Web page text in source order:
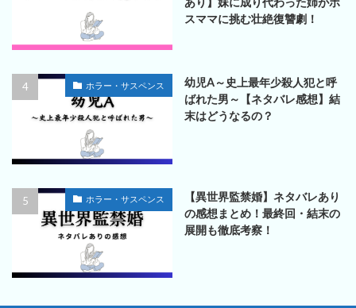
スママに挑む壮絶復讐劇！
ホラー・サスペンス
幼児A～史上最年少殺人犯と呼
ばれた男～【ネタバレ感想】結
末はどうなるの？
ホラー・サスペンス
【異世界監禁婚】ネタバレあり
の感想まとめ！最終回・結末の
展開も徹底考察！